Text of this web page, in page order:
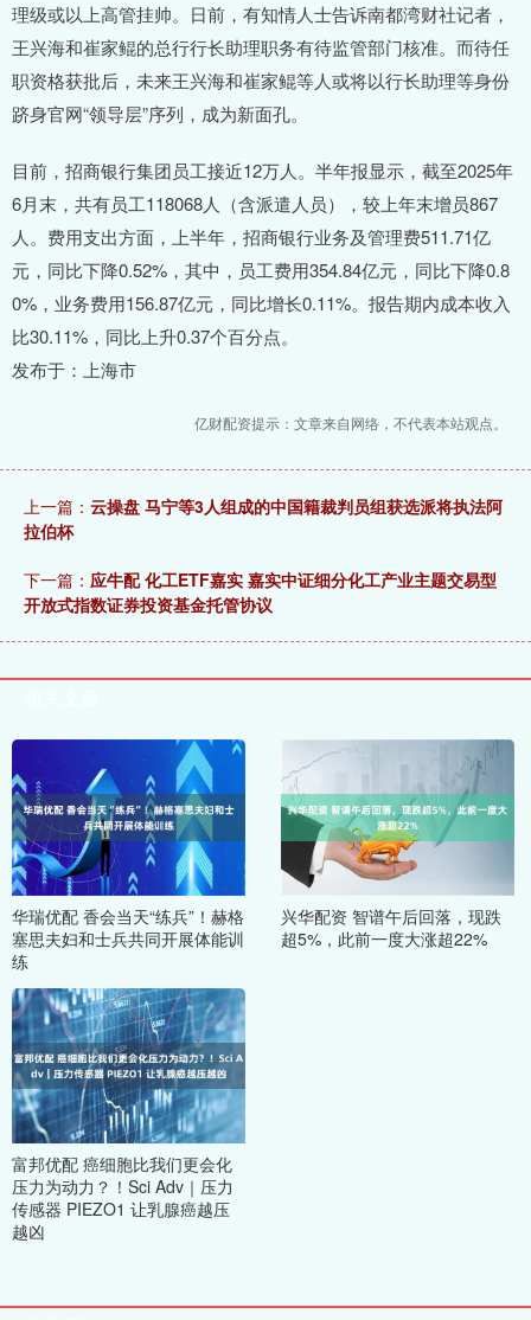
理级或以上高管挂帅。日前，有知情人士告诉南都湾财社记者，
王兴海和崔家鲲的总行行长助理职务有待监管部门核准。而待任
职资格获批后，未来王兴海和崔家鲲等人或将以行长助理等身份
跻身官网“领导层”序列，成为新面孔。
目前，招商银行集团员工接近12万人。半年报显示，截至2025年
6月末，共有员工118068人（含派遣人员），较上年末增员867
人。费用支出方面，上半年，招商银行业务及管理费511.71亿
元，同比下降0.52%，其中，员工费用354.84亿元，同比下降0.8
0%，业务费用156.87亿元，同比增长0.11%。报告期内成本收入
比30.11%，同比上升0.37个百分点。
发布于：上海市
亿财配资提示：文章来自网络，不代表本站观点。
上一篇： 云操盘 马宁等3人组成的中国籍裁判员组获选派将执法阿
拉伯杯
下一篇： 应牛配 化工ETF嘉实 嘉实中证细分化工产业主题交易型
开放式指数证券投资基金托管协议
华瑞优配 香会当天“练兵”！赫格
塞思夫妇和士兵共同开展体能训
练
兴华配资 智谱午后回落，现跌
超5%，此前一度大涨超22%
富邦优配 癌细胞比我们更会化
压力为动力？！Sci Adv｜压力
传感器 PIEZO1 让乳腺癌越压
越凶